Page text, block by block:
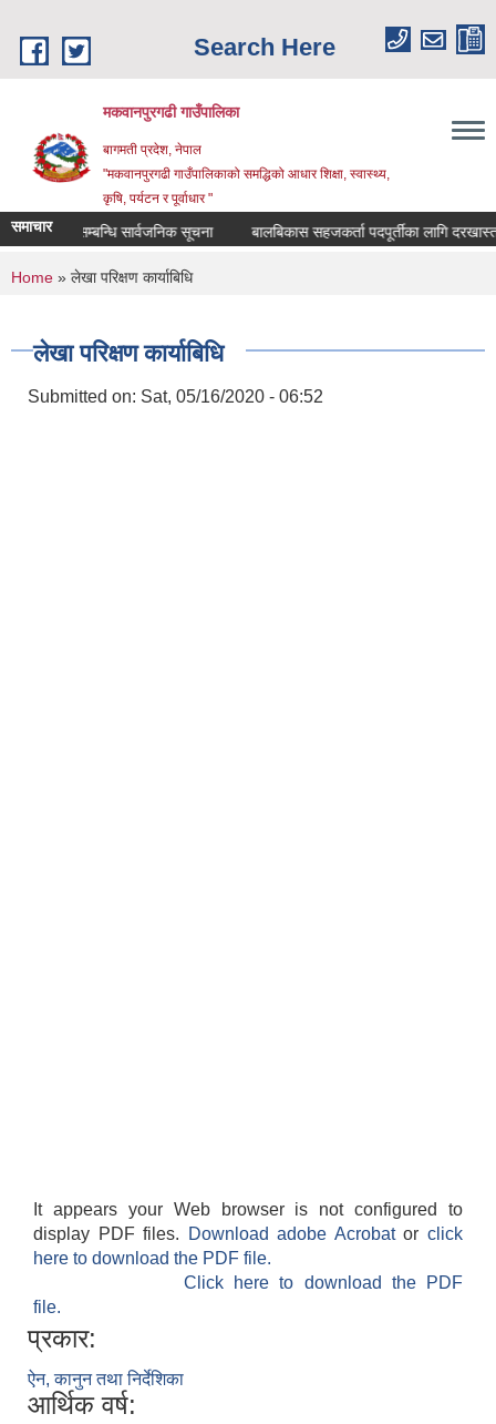
Search Here
मकवानपुरगढी गाउँपालिका
बागमती प्रदेश, नेपाल
"मकवानपुरगढी गाउँपालिकाको समद्धिको आधार शिक्षा, स्‍वास्‍थ्‍य,
कृषि, पर्यटन र पूर्वाधार "
समाचार
दर्ता सम्बन्धि सार्वजनिक सूचना बालबिकास सहजकर्ता पदपूर्तीका लागि दरखास्त
You are here
Home » लेखा परिक्षण कार्याबिधि
लेखा परिक्षण कार्याबिधि
Submitted on: Sat, 05/16/2020 - 06:52
It appears your Web browser is not configured to
display PDF files.
Download adobe Acrobatorclick
here to download the PDF file.
Click here to download the PDF
file.
प्रकार:
ऐन, कानुन तथा निर्देशिका
आर्थिक वर्ष: